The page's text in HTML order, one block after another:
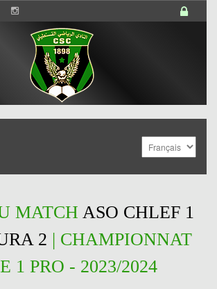
MATCH ASO CHLEF 1
2 | CHAMPIONNAT
1 PRO - 2023/2024